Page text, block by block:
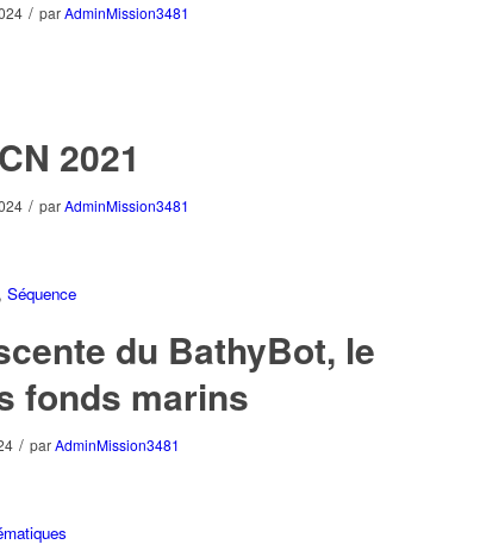
/ parAdminMission3481
2021
/ parAdminMission3481
, Séquence
du BathyBot, le
fonds marins
/ parAdminMission3481